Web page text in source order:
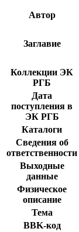
Автор
Заглавие
Коллекции ЭК
РГБ
Дата
поступления в
ЭК РГБ
Каталоги
Сведения об
ответственности
Выходные
данные
Физическое
описание
Тема
BBK-код